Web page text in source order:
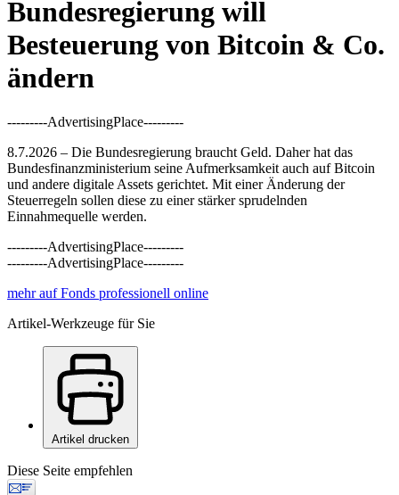
Bundesregierung will
Besteuerung von Bitcoin & Co.
ändern
---------AdvertisingPlace---------
8.7.2026 – Die Bundesregierung braucht Geld. Daher hat das
Bundesfinanzministerium seine Aufmerksamkeit auch auf Bitcoin
und andere digitale Assets gerichtet. Mit einer Änderung der
Steuerregeln sollen diese zu einer stärker sprudelnden
Einnahmequelle werden.
---------AdvertisingPlace---------
---------AdvertisingPlace---------
mehr auf Fonds professionell online
Artikel-Werkzeuge für Sie
Artikel drucken
Diese Seite empfehlen